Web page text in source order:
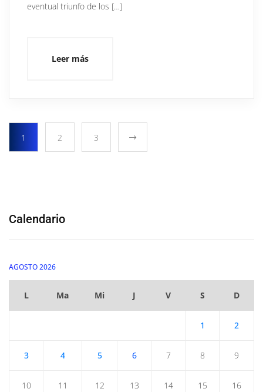
eventual triunfo de los […]
Leer más
1 2 3
Calendario
AGOSTO 2026
L Ma Mi J V S D
1 2
3 4 5 6 7 8 9
10 11 12 13 14 15 16